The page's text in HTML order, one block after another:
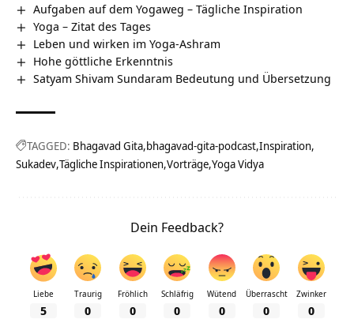
Aufgaben auf dem Yogaweg – Tägliche Inspiration
Yoga – Zitat des Tages
Leben und wirken im Yoga-Ashram
Hohe göttliche Erkenntnis
Satyam Shivam Sundaram Bedeutung und Übersetzung
TAGGED: Bhagavad Gita bhagavad-gita-podcast Inspiration
Sukadev Tägliche Inspirationen Vorträge Yoga Vidya
Dein Feedback?
Liebe
5
Traurig
0
Fröhlich
0
Schläfrig
0
Wütend
0
Überrascht
0
Zwinker
0